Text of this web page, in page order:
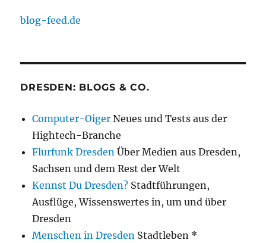
blog-feed.de
DRESDEN: BLOGS & CO.
Computer-Oiger Neues und Tests aus der
Hightech-Branche
Flurfunk Dresden Über Medien aus Dresden,
Sachsen und dem Rest der Welt
Kennst Du Dresden? Stadtführungen,
Ausflüge, Wissenswertes in, um und über
Dresden
Menschen in Dresden Stadtleben *